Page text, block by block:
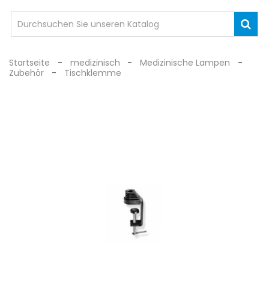
INDIVIDUEL
SCHUTZ
Startseite medizinisch
Medizinische Lampen
Zubehör
Tischklemme